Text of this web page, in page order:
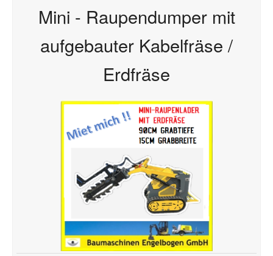
Mini - Raupendumper mit
aufgebauter Kabelfräse /
Erdfräse